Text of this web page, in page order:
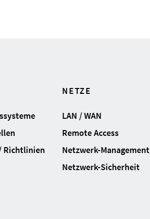
Richtlinien
NETZE
LAN / WAN
Remote Access
Netzwerk-Management
Netzwerk-Sicherheit